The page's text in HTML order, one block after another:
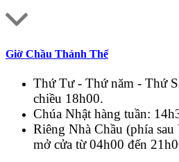
Giờ Chầu Thánh Thể
Thứ Tư - Thứ năm - Thứ
chiều 18h00.
Chúa Nhật hàng tuần:
Riêng Nhà Chầu (phía
mở cửa từ 04h00 đến